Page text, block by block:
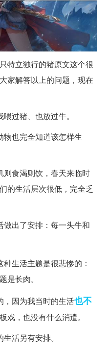
特立独行的猪原文这个很
家解答以上的问题，现在
过猪、也放过牛。
也完全知道该怎样生
食渴则饮，春天来临时
的生活层次很低，完全乏
出了安排：每一头牛和
生活主题是很悲惨的：
是长肉。
，因为我当时的生活也不
戏，也没有什么消遣。
活另有安排。